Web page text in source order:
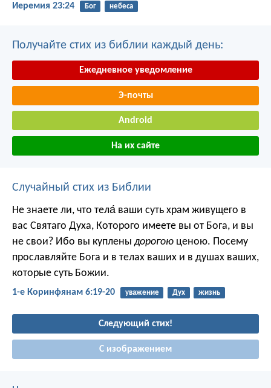
Иеремия 23:24 Бог небеса
Получайте стих из библии каждый день:
Ежедневное уведомление
Э-почты
Android
На их сайте
Случайный стих из Библии
Не знаете ли, что тела́ ваши суть храм живущего в
вас Святаго Духа, Которого имеете вы от Бога, и вы
не свои? Ибо вы куплены дорогою ценою. Посему
прославляйте Бога и в телах ваших и в душах ваших,
которые суть Божии.
1-е Коринфянам 6:19-20 уважение Дух жизнь
Следующий стих!
С изображением